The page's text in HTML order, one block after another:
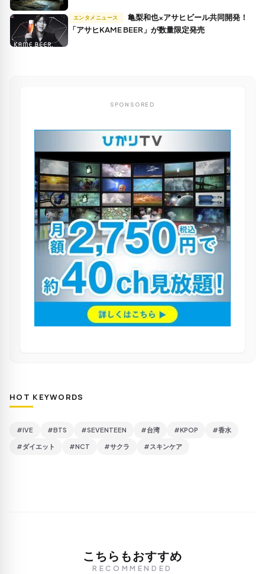
エンタメニュース
「アサヒKAME BEER」が数量限定発売
SPONSORED
HOT KEYWORDS
#IVE #BTS #SEVENTEEN #台湾 #KPOP #香水
#ダイエット #NCT #サクラ #スキンケア
こちらもおすすめ
RECOMMENDED